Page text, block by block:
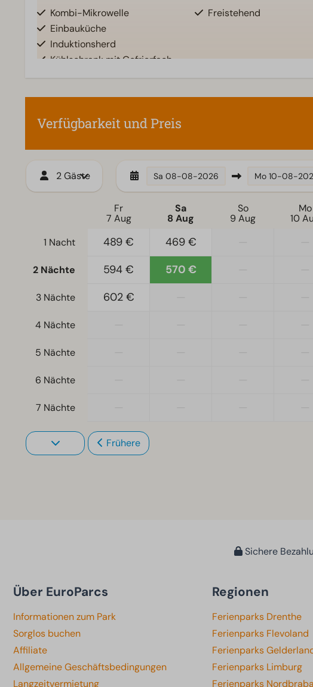
Kombi-Mikrowelle
Einbauküche
Induktionsherd
Kühlschrank mit Gefrierfach
Nespresso-Maschine
Freistehend
Verfügbarkeit und Preis
2 Gäste Sa 08-08-2026 Mo 10-08-
Fr
7 Aug
Sa
8 Aug
So
9 Aug
Mo
10
1 Nacht
489 € 469 €
2 Nächte 594 € 570 €
3 Nächte 602 €
4 Nächte
5 Nächte
6 Nächte
7 Nächte
Frühere
Sichere
Über EuroParcs
Informationen zum Park
Sorglos buchen
Affiliate
Allgemeine Geschäftsbedingungen
Langzeitvermietung
Regionen
Ferienparks Drenthe
Ferienparks Flevoland
Ferienparks
Ferienparks Limburg
Ferienparks